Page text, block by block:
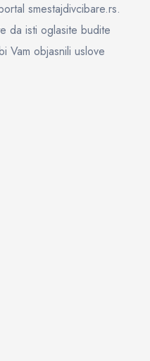
smestajdivcibare.rs.
da isti oglasite budite
Vam objasnili uslove